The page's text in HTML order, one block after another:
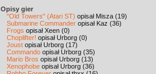
Opisy gier
"Old Towers" (Atari ST) opisał Misza (19)
Submarine Commander opisał Kaz (36)
Frogs opisał Xeen (0)
Choplifter! opisał Urborg (0)
Joust opisał Urborg (17)
Commando opisał Urborg (35)
Mario Bros opisał Urborg (13)
Xenophobe opisał Urborg (36)